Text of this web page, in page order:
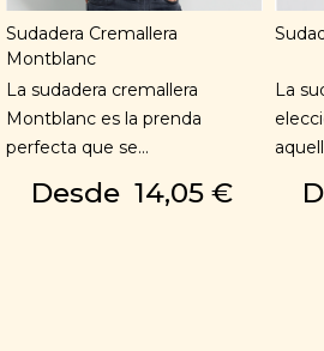
Sudadera Cremallera
Montblanc
La sudadera cremallera
Montblanc es la prenda
perfecta que se...
Desde 14,05 €
La